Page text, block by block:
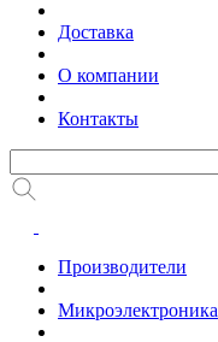
Доставка
О компании
Контакты
Производители
Микроэлектроника